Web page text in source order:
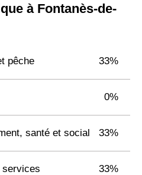
à Fontanès-de-
pêche 33%
0%
santé et social 33%
services 33%